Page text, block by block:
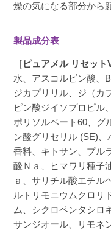
燥の気になる部分から
製品成分表
［ピュアメル リセット
水、アスコルビン酸、
ジカプリリル、ジ（カ
ピン酸ジイソプロピル
ポリソルベート60、グ
ン酸グリセリル (SE)、
香料、キトサン、プル
酸Ｎａ、ヒマワリ種子
ａ、サリチル酸エチル
ルトリモニウムクロリ
ム、シクロペンタシロ
サンジオール、リモネ